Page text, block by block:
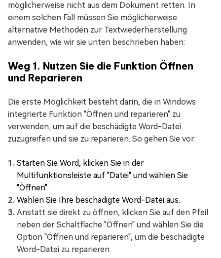
möglicherweise nicht aus dem Dokument retten. In
einem solchen Fall müssen Sie möglicherweise
alternative Methoden zur Textwiederherstellung
anwenden, wie wir sie unten beschrieben haben:
Weg 1. Nutzen Sie die Funktion Öffnen
und Reparieren
Die erste Möglichkeit besteht darin, die in Windows
integrierte Funktion "Öffnen und reparieren" zu
verwenden, um auf die beschädigte Word-Datei
zuzugreifen und sie zu reparieren. So gehen Sie vor:
Starten Sie Word, klicken Sie in der
Multifunktionsleiste auf "Datei" und wählen Sie
"Öffnen".
Wählen Sie Ihre beschädigte Word-Datei aus.
Anstatt sie direkt zu öffnen, klicken Sie auf den Pfeil
neben der Schaltfläche "Öffnen" und wählen Sie die
Option "Öffnen und reparieren", um die beschädigte
Word-Datei zu reparieren.